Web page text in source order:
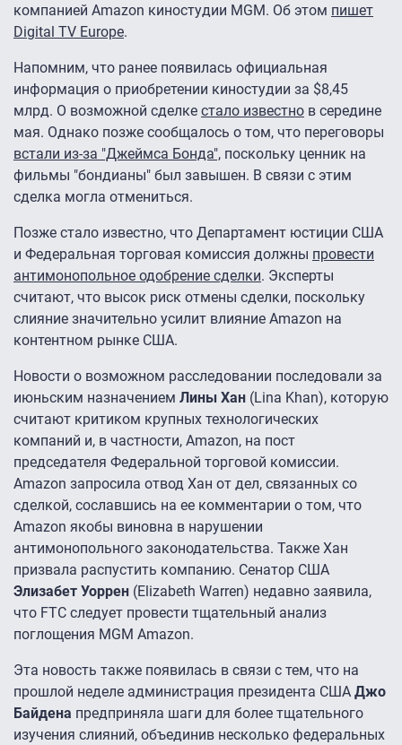
компанией Amazon киностудии MGM. Об этом пишет
Digital TV Europe.
Напомним, что ранее появилась официальная
информация о приобретении киностудии за $8,45
млрд. О возможной сделке стало известно в середине
мая. Однако позже сообщалось о том, что переговоры
встали из-за "Джеймса Бонда", поскольку ценник на
фильмы "бондианы" был завышен. В связи с этим
сделка могла отмениться.
Позже стало известно, что Департамент юстиции США
и Федеральная торговая комиссия должны провести
антимонопольное одобрение сделки. Эксперты
считают, что высок риск отмены сделки, поскольку
слияние значительно усилит влияние Amazon на
контентном рынке США.
Новости о возможном расследовании последовали за
июньским назначением Лины Хан (Lina Khan), которую
считают критиком крупных технологических
компаний и, в частности, Amazon, на пост
председателя Федеральной торговой комиссии.
Amazon запросила отвод Хан от дел, связанных со
сделкой, сославшись на ее комментарии о том, что
Amazon якобы виновна в нарушении
антимонопольного законодательства. Также Хан
призвала распустить компанию. Сенатор США
Элизабет Уоррен (Elizabeth Warren) недавно заявила,
что FTC следует провести тщательный анализ
поглощения MGM Amazon.
Эта новость также появилась в связи с тем, что на
прошлой неделе администрация президента США Джо
Байдена предприняла шаги для более тщательного
изучения слияний, объединив несколько федеральных